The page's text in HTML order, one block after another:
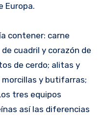
Europa.
contener: carne
cuadril y corazón de
de cerdo; alitas y
y butifarras;
tres equipos
así las diferencias